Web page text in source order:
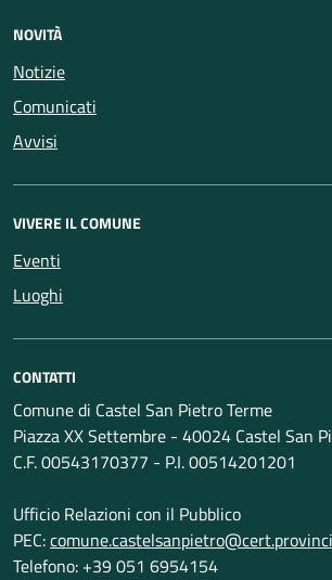
NOVITÀ
Notizie
Comunicati
Avvisi
VIVERE IL COMUNE
Eventi
Luoghi
CONTATTI
Comune di Castel San Pietro Terme
Piazza XX Settembre - 40024 Castel San
C.F. 00543170377 - P.I. 00514201201
Ufficio Relazioni con il Pubblico
PEC:
Telefono: +39 051 6954154